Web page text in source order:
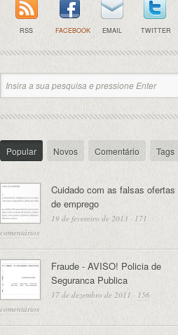
RSS FACEBOOK EMAIL TWITTER
Popular Novos Comentário Tags
Cuidado com as falsas ofertas
de emprego
19 de fevereiro de 2013 · 171
comentários
Fraude - AVISO! Policia de
Seguranca Publica
17 de dezembro de 2011 · 156
comentários